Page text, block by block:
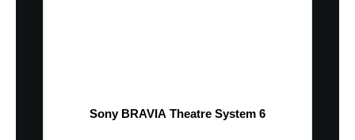
Sony BRAVIA Theatre System 6